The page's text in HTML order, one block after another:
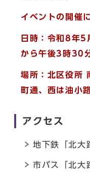
イベントの開催
日時：令和8年
から午後3時30
場所：北区役所
町通、西は油小
アクセス
地下鉄「北大
市バス「北大